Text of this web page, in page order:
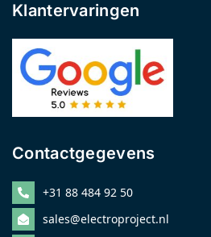
Klantervaringen
Contactgegevens
+31 88 484 92 50
sales@electroproject.nl